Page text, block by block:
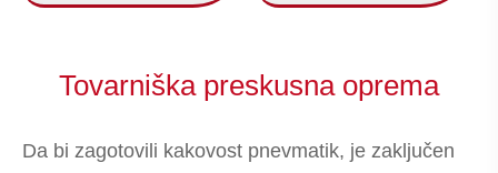
Tovarniška preskusna oprema
Da bi zagotovili kakovost pnevmatik, je zaključen